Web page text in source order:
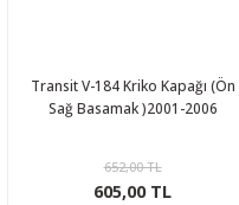
Transit V-184 Kriko Kapağı (Ön
Sağ Basamak )2001-2006
652,00 TL
605,00 TL